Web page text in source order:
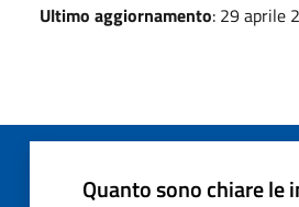
Ultimo aggiornamento: 29 aprile
Quanto sono chiare le